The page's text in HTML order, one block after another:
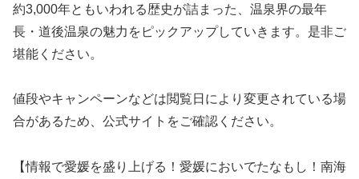
約3,000年ともいわれる歴史が詰まった、温泉界の最年
長・道後温泉の魅力をピックアップしていきます。是非ご
堪能ください。
値段やキャンペーンなどは閲覧日により変更されている場
合があるため、公式サイトをご確認ください。
【情報で愛媛を盛り上げる！愛媛においでたなもし！南海